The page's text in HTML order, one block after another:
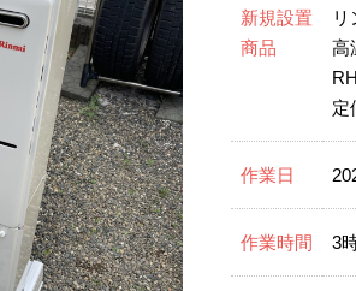
新規設置
商品
高
定
作業日
作業時間 3